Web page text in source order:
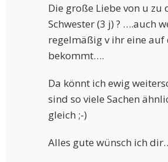
Die große Liebe von u zu
Schwester (3 j) ? ….auch
regelmäßig v ihr eine auf
bekommt….
Da könnt ich ewig
sind so viele Sachen
gleich ;-)
Alles gute wünsch ich